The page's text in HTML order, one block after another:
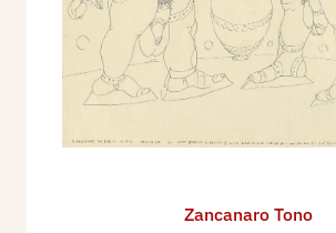
Zancanaro Tono